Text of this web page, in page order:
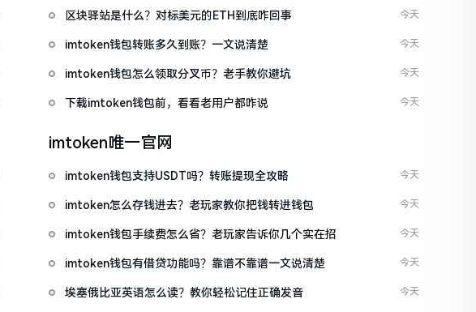
区块驿站是什么？对标美元的ETH到底咋回事 今天
imtoken钱包转账多久到账？一文说清楚 今天
imtoken钱包怎么领取分叉币？老手教你避坑 今天
下载imtoken钱包前，看看老用户都咋说 今天
imtoken唯一官网
imtoken钱包支持USDT吗？转账提现全攻略 今天
imtoken怎么存钱进去？老玩家教你把钱转进钱包 今天
imtoken钱包手续费怎么省？老玩家告诉你几个实在招 今天
imtoken钱包有借贷功能吗？靠谱不靠谱一文说清楚 今天
埃塞俄比亚英语怎么读？教你轻松记住正确发音 今天